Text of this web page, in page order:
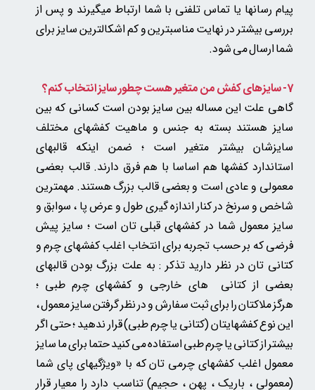
پیام رسانها یا تماس تلفنی با شما ارتباط میگیرند و پس از
بررسی بیشتر در نهایت مناسبترین و کم اشکالترین سایز برای
شما ارسال می شود.
7- سایزهای کفش من متغیر هست چطور سایز انتخاب کنم؟
گاهی علت این مساله بین سایز بودن است کسانی که بین
سایز هستند بسته به جنس و ماهیت کفشهای مختلف
سایزشان بیشتر متغیر است ؛ ضمن اینکه قالبهای
استاندارد کفشها هم اساسا با هم فرق دارند. قالب بعضی
معمولی و عادی است و بعضی قالب بزرگ هستند. مهمترین
شاخص و سرنخ در کنار اندازه گیری طول و عرض پا ، سوابق و
سایز معمول شما در کفشهای قبلی تان است ؛ سایز پیش
فرضی که بر حسب تجربه برای انتخاب اغلب کفشهای چرم و
کتانی تان در نظر دارید تذکر : به علت بزرگ بودن قالبهای
بعضی از کتانی های خارجی و کفشهای چرم طبی ؛
هرگز ملاکتان را برای ثبت سفارش و در نظر گرفتن سایز معمول ،
این نوع کفشهایتان (کتانی یا چرم طبی) قرار ندهید ؛ حتی اگر
بیشتر از کتانی یا چرم طبی استفاده می کنید حتما برای ما سایز
معمول اغلب کفشهای چرمی تانکه با «ویژگیهای پای شما
(معمولی ، باریک ، پهن ، حجیم) تناسب دارد را معیار قرار